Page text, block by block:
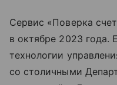
Сервис «Поверка
в октябре 2023 года.
технологии
со столичными